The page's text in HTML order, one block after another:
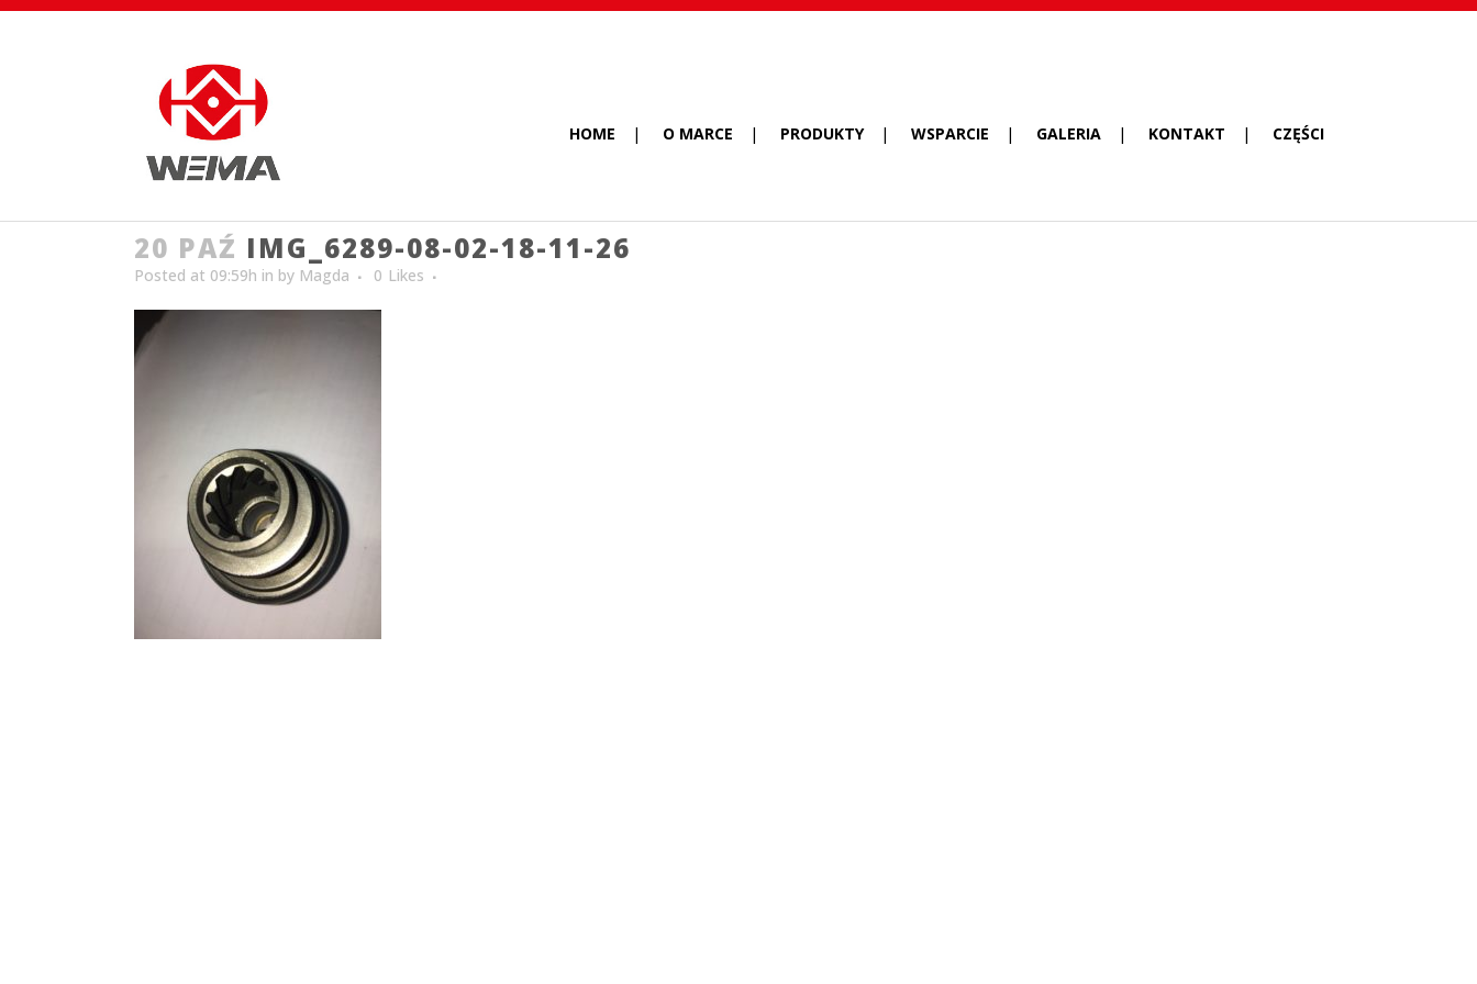
HOME O MARCE PRODUKTY WSPARCIE GALERIA KONTAKT CZĘŚCI
20 PAŹ IMG_6289-08-02-18-11-26
Posted at 09:59h in by Magda 0 Likes